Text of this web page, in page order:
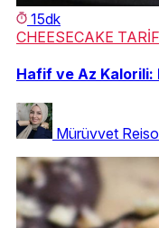
15dk
CHEESECAKE
Hafif ve Az Kalorili:
Mürüvvet